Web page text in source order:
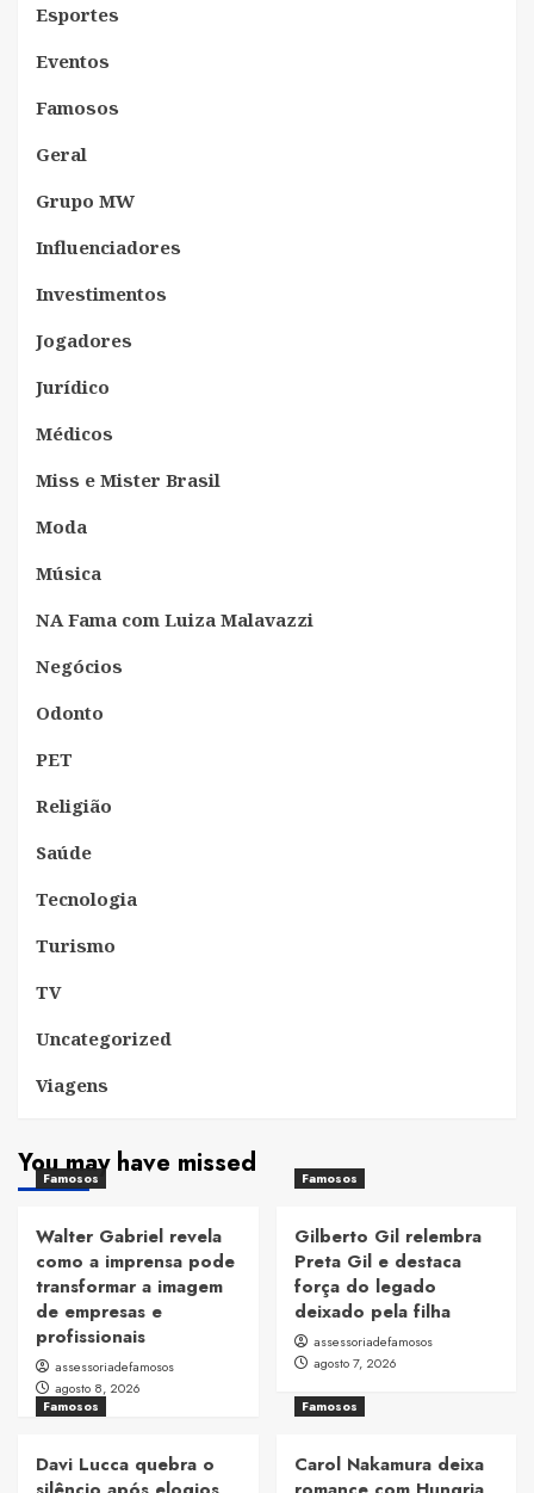
Esportes
Eventos
Famosos
Geral
Grupo MW
Influenciadores
Investimentos
Jogadores
Jurídico
Médicos
Miss e Mister Brasil
Moda
Música
NA Fama com Luiza Malavazzi
Negócios
Odonto
PET
Religião
Saúde
Tecnologia
Turismo
TV
Uncategorized
Viagens
You may have missed
Famosos
Walter Gabriel revela
como a imprensa pode
transformar a imagem
de empresas e
profissionais
assessoriadefamosos
agosto 8, 2026
Famosos
Gilberto Gil relembra
Preta Gil e destaca
força do legado
deixado pela filha
assessoriadefamosos
agosto 7, 2026
Famosos
Davi Lucca quebra o
Famosos
Carol Nakamura deixa